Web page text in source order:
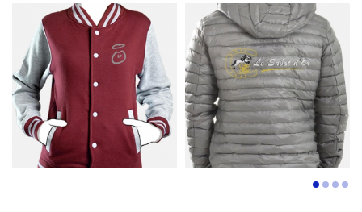
1 to 2of 8
Découvrez l'équipe
Read more Sabot d'Or
Read more